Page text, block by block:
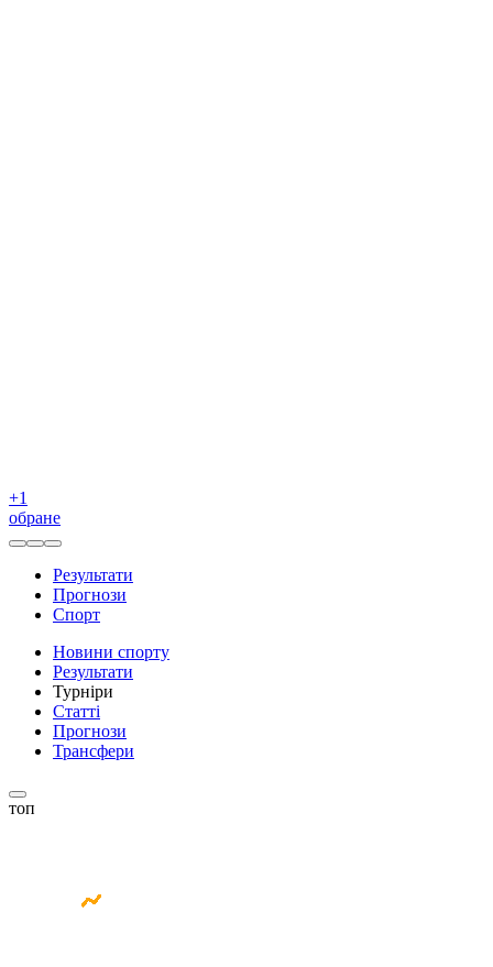
+1
обране
Результати
Прогнози
Спорт
Новини спорту
Результати
Турніри
Статті
Прогнози
Трансфери
топ